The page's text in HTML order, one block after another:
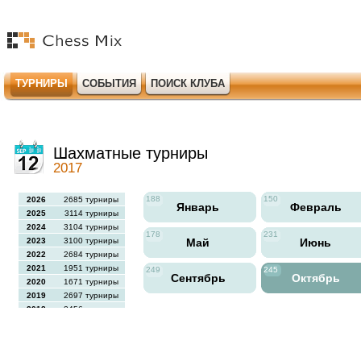
ТУРНИРЫ СОБЫТИЯ ПОИСК КЛУБА
Шахматные турниры
2017
2026
2685 турниры
2025
3114 турниры
2024
3104 турниры
2023
3100 турниры
2022
2684 турниры
2021
1951 турниры
2020
1671 турниры
2019
2697 турниры
2018
2456 турниры
188
Январь
150
Февраль
178
Май
231
Июнь
249
Сентябрь
245
Октябрь